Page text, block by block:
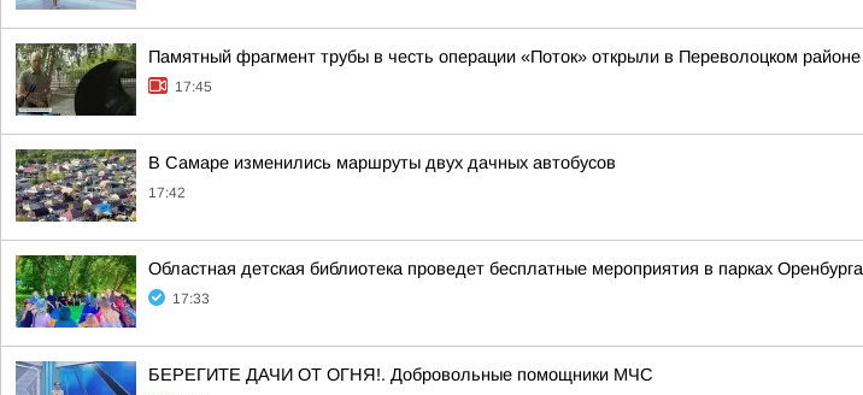
Памятный фрагмент трубы в честь операции «Поток» открыли в Переволоцком районе
17:45
В Самаре изменились маршруты двух дачных автобусов
17:42
Областная детская библиотека проведет бесплатные мероприятия в парках Оренбурга
17:33
БЕРЕГИТЕ ДАЧИ ОТ ОГНЯ!. Добровольные помощники МЧС